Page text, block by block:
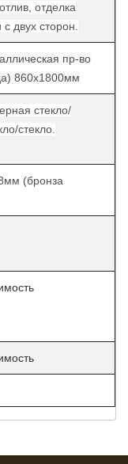
отделка
двух сторон.
пр-во
860х1800мм
стекло/
стекло.
(бронза